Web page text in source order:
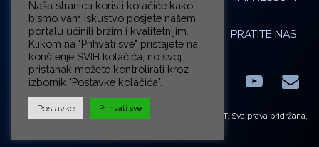
PRATITE NAS
FacebookLinkedIn E-
© ZG-KULT. Sva prava pridržana.
Naša stranica koristi kolačiće kako
bismo vam iskustvo posjete našem
portalu učinili bržim i kvalitetnijim.
Klikom na "Prihvati sve" pristajete na
korištenje SVIH kolačića, no svoj
pristanak možete kontrolirati kroz
izbornik "Postavke kolačića".
Postavke Prihvati sve